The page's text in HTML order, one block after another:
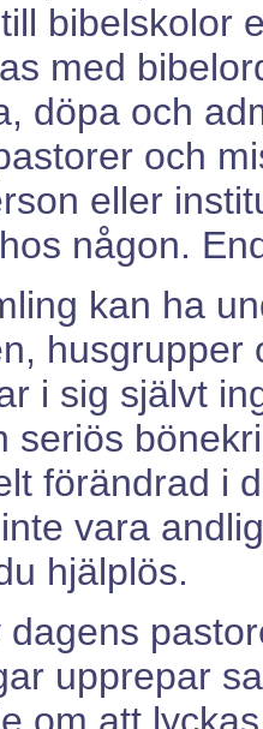
bibelskolor
med
döpa och
och
eller
någon.
kan ha
husgrupper
i sig självt
seriös
förändrad i
vara
hjälplös.
dagens
upprepar